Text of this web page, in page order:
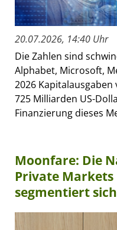
20.07.2026, 14:40 Uhr
Die Zahlen sind
Alphabet, Microsoft,
2026
725 Milliarden US-
Finanzierung dieses
Moonfare: Die
Private
segmentiert